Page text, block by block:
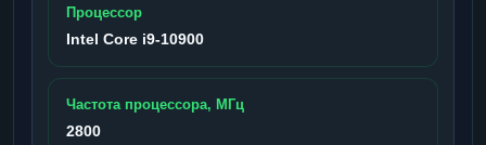
Процессор
Intel Core i9-10900
Частота процессора, МГц
2800